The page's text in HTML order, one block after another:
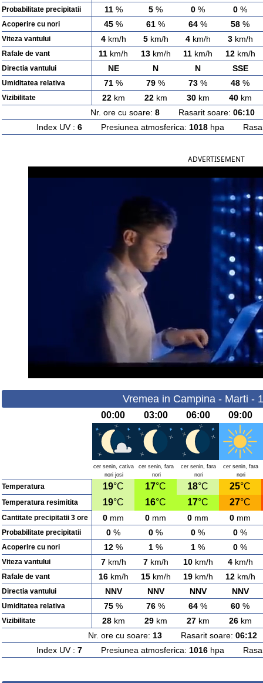
Probabilitate precipitatii 11% 5 % 0 % 0 %
Acoperire cu nori 45 % 61 % 64 % 58 %
Viteza vantului 4km/h 5km/h 4km/h 3km/h
Rafale de vant 11 km/h 13km/h 11 km/h 12km/h
Directia vantului NE N N SSE
Umiditatea relativa 71 % 79 % 73 % 48 %
Vizibilitate 22km 22km 30km 40km
Nr. ore cu soare: 8Rasarit soare: 06:10
Index UV : 6Presiunea atmosferica: 1018hpa
ADVERTISEMENT
Vremea in Campina - Marti -
00:00 03:00 06:00 09:00
cer senin, cativa
nori josi
cer senin, fara
nori
cer senin, fara
nori
cer senin, fara
nori
Temperatura 19°C 17°C 18°C 25°C
Temperatura resimitita 19°C 16°C 17°C 27°C
Cantitate precipitatii 3 ore 0 mm 0 mm 0 mm 0 mm
Probabilitate precipitatii 0 % 0 % 0 % 0 %
Acoperire cu nori 12 % 1 % 1 % 0 %
Viteza vantului 7km/h 7km/h 10km/h 4km/h
Rafale de vant 16km/h 15km/h 19km/h 12km/h
Directia vantului NNV NNV NNV NNV
Umiditatea relativa 75 % 76 % 64 % 60 %
Vizibilitate 28km 29km 27km 26km
Nr. ore cu soare: 13Rasarit soare: 06:12
Index UV : 7Presiunea atmosferica: 1016hpa